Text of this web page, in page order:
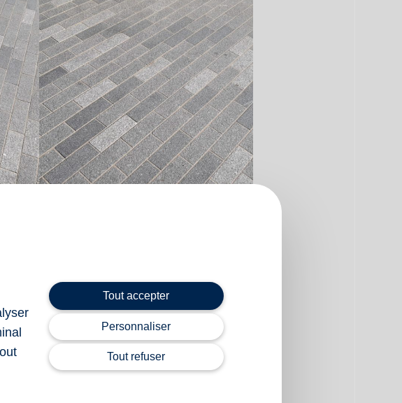
Tout accepter
Personnaliser
Tout refuser